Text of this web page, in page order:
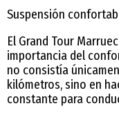
Suspensión
El Grand Tour
importancia del
no consistía
kilómetros, sino en
constante para